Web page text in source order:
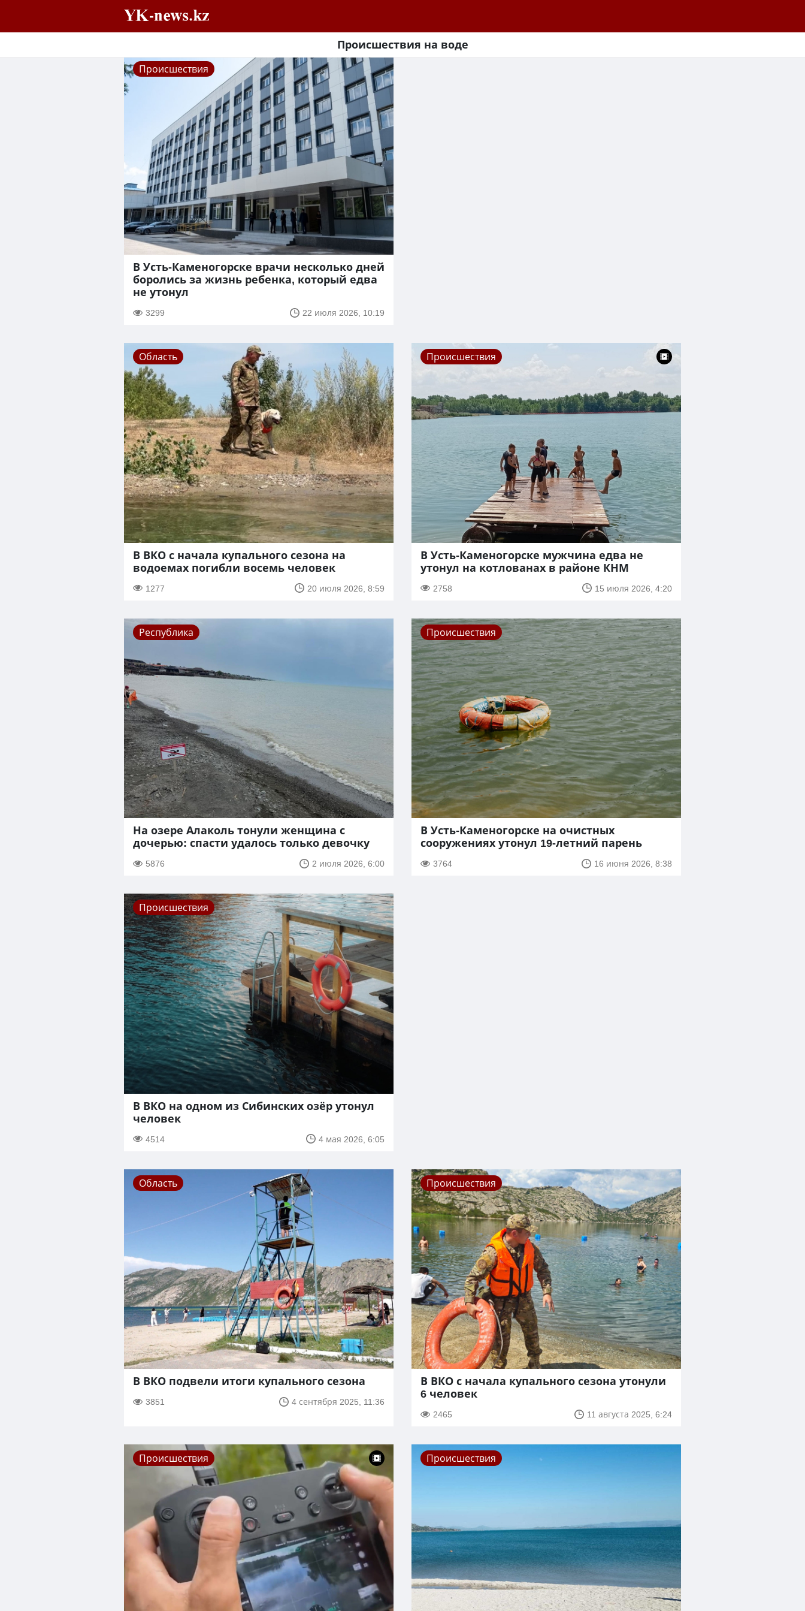
Происшествия на воде
Происшествия
В Усть-Каменогорске врачи несколько дней
боролись за жизнь ребенка, который едва
не утонул
3299 22 июля 2026, 10:19
Область
В ВКО с начала купального сезона на
водоемах погибли восемь человек
1277 20 июля 2026, 8:59
Происшествия
В Усть-Каменогорске мужчина едва не
утонул на котлованах в районе КНМ
2758 15 июля 2026, 4:20
Республика
На озере Алаколь тонули женщина с
дочерью: спасти удалось только девочку
5876 2 июля 2026, 6:00
Происшествия
В Усть-Каменогорске на очистных
сооружениях утонул 19-летний парень
3764 16 июня 2026, 8:38
Происшествия
В ВКО на одном из Сибинских озёр утонул
человек
4514 4 мая 2026, 6:05
Область
В ВКО подвели итоги купального сезона
3851 4 сентября 2025, 11:36
Происшествия
В ВКО с начала купального сезона утонули
6 человек
2465 11 августа 2025, 6:24
Происшествия Происшествия